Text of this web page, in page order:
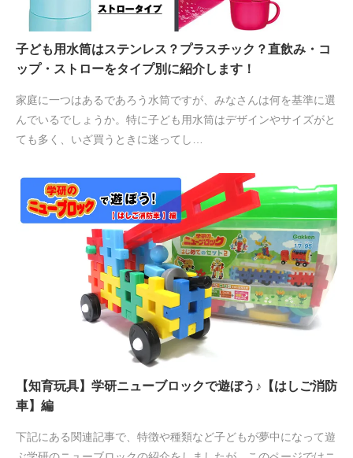
子ども用水筒はステンレス？プラスチック？直飲み・コ
ップ・ストローをタイプ別に紹介します！
家庭に一つはあるであろう水筒ですが、みなさんは何を基準に選
んでいるでしょうか。特に子ども用水筒はデザインやサイズがと
ても多く、いざ買うときに迷ってし…
【知育玩具】学研ニューブロックで遊ぼう♪【はしご消防
車】編
下記にある関連記事で、特徴や種類など子どもが夢中になって遊